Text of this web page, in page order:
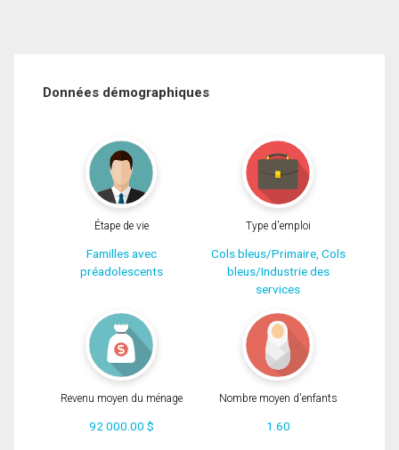
Données démographiques
Étape de vie
Familles avec
préadolescents
Type d'emploi
Cols bleus/Primaire, Cols
bleus/Industrie des
services
Revenu moyen du ménage
92 000.00 $
Nombre moyen d'enfants
1.60